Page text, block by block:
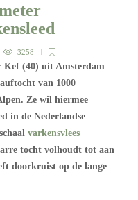
3258
(40) uit Amsterdam
van 1000
Ze wil hiermee
in de Nederlandse
varkensvlees
tocht volhoudt tot aan
doorkruist op de lange